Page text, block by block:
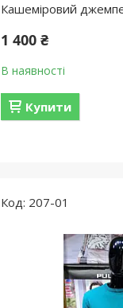
Кашеміровий
1 400 ₴
В наявності
Купити
207-01